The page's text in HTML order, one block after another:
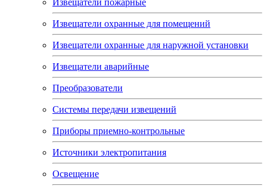
Извещатели пожарные
Извещатели охранные для помещений
Извещатели охранные для наружной установки
Извещатели аварийные
Преобразователи
Системы передачи извещений
Приборы приемно-контрольные
Источники электропитания
Освещение